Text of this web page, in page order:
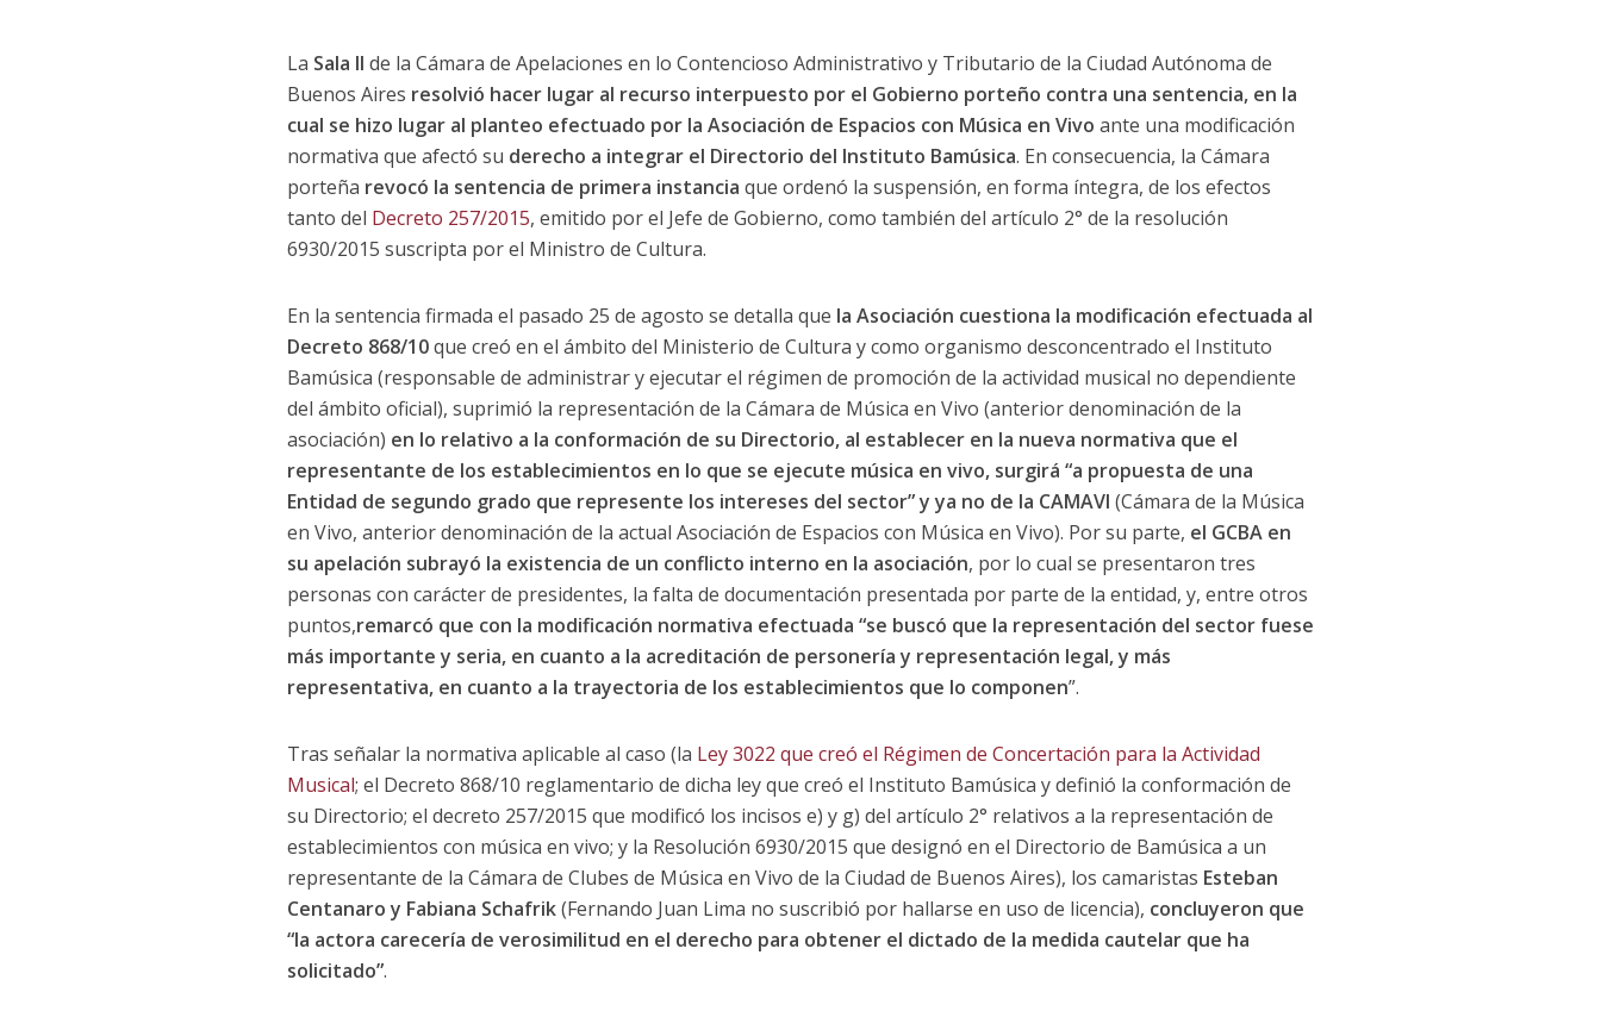
La Sala II de la Cámara de Apelaciones en lo Contencioso Administrativo y Tributario de la Ciudad Autónoma de
Buenos Aires resolvió hacer lugar al recurso interpuesto por el Gobierno porteño contra una sentencia, en la
cual se hizo lugar al planteo efectuado por la Asociación de Espacios con Música en Vivo ante una modificación
normativa que afectó su derecho a integrar el Directorio del Instituto Bamúsica. En consecuencia, la Cámara
porteña revocó la sentencia de primera instancia que ordenó la suspensión, en forma íntegra, de los efectos
tanto del Decreto 257/2015, emitido por el Jefe de Gobierno, como también del artículo 2° de la resolución
6930/2015 suscripta por el Ministro de Cultura.
En la sentencia firmada el pasado 25 de agosto se detalla que la Asociación cuestiona la modificación efectuada al
Decreto 868/10que creó en el ámbito del Ministerio de Cultura y como organismo desconcentrado el Instituto
Bamúsica (responsable de administrar y ejecutar el régimen de promoción de la actividad musical no dependiente
del ámbito oficial), suprimió la representación de la Cámara de Música en Vivo (anterior denominación de la
asociación) en lo relativo a la conformación de su Directorio, al establecer en la nueva normativa que el
representante de los establecimientos en lo que se ejecute música en vivo, surgirá “a propuesta de una
Entidad de segundo grado que represente los intereses del sector” y ya no de la CAMAVI (Cámara de la Música
en Vivo, anterior denominación de la actual Asociación de Espacios con Música en Vivo). Por su parte, el GCBA en
su apelación subrayó la existencia de un conflicto interno en la asociación, por lo cual se presentaron tres
personas con carácter de presidentes, la falta de documentación presentada por parte de la entidad, y, entre otros
puntos,remarcó que con la modificación normativa efectuada “se buscó que la representación del sector fuese
más importante y seria, en cuanto a la acreditación de personería y representación legal, y más
representativa, en cuanto a la trayectoria de los establecimientos que lo componen”.
Tras señalar la normativa aplicable al caso (la Ley 3022 que creó el Régimen de Concertación para la Actividad
Musical; el Decreto 868/10 reglamentario de dicha ley que creó el Instituto Bamúsica y definió la conformación de
su Directorio; el decreto 257/2015 que modificó los incisos e) y g) del artículo 2° relativos a la representación de
establecimientos con música en vivo; y la Resolución 6930/2015 que designó en el Directorio de Bamúsica a un
representante de la Cámara de Clubes de Música en Vivo de la Ciudad de Buenos Aires), los camaristas Esteban
Centanaro y Fabiana Schafrik(Fernando Juan Lima no suscribió por hallarse en uso de licencia), concluyeron que
“la actora carecería de verosimilitud en el derecho para obtener el dictado de la medida cautelar que ha
solicitado”.